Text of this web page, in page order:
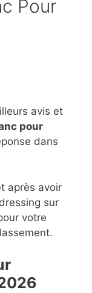
Pour
avis et
pour
dans
après avoir
sur
votre